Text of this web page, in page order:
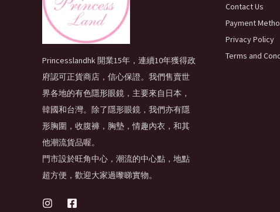
Princesslandhk 開業15年，連續10年獲得政
府認可正貨商店，信心保證。我們售賣世
界各地的有色隱形眼鏡，主要來自日本，
韓國和台灣。除了隱形眼鏡，我們亦有隱
形胸圍，收腹褲，胸墊，情趣內衣，和其
他潮流貨品喔。
門市設於旺角中心，潮流的中心點，地點
超方便，歡迎大家過嚟睇實物。
Contact Us
Payment
Privacy Policy
Terms and